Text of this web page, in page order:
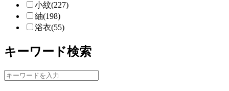
小紋(227)
紬(198)
浴衣(55)
キーワード検索